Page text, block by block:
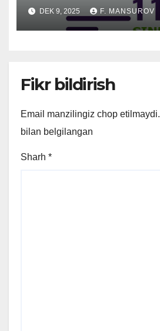
DEK 9, 2025 F. MANSUROV
Fikr bildirish
Email manzilingiz chop etilmaydi.
bilan belgilangan
Sharh *